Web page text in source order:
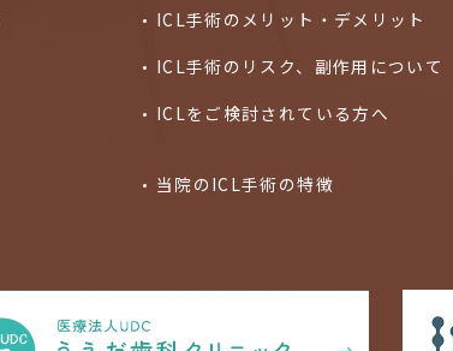
ICL手術のメリット・デメリット
ICL手術のリスク、副作用について
ICLをご検討されている方へ
当院のICL手術の特徴